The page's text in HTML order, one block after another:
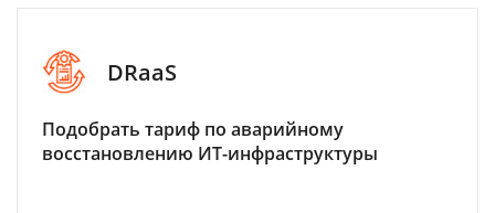
DRaaS
Подобрать тариф по аварийному
восстановлению ИТ-инфраструктуры